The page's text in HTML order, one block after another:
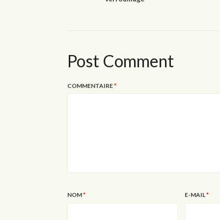
Post Comment
COMMENTAIRE*
NOM* E-MAIL*